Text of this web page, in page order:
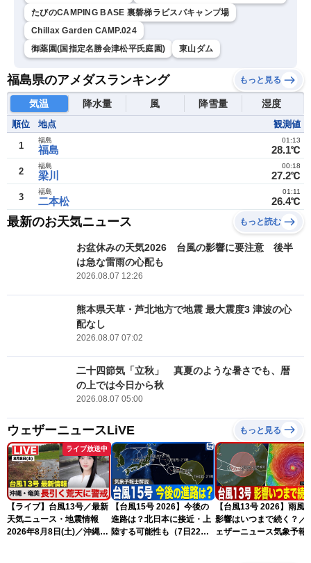
たびのCAMPING BASE 裏磐梯ラビスパキャンプ場
Chillax Garden CAMP.024
御薬園(国指定名勝会津松平氏庭園)
東山ダム
福島県のアメダスランキング もっと見る
気温 降水量 風 降雪量 湿度
順位 地点 観測値
1 福島
福島
28.1℃
01:13
2 梁川
福島
27.2℃
00:18
3 二本松
福島
26.4℃
01:11
最新のお天気ニュース もっと読む
お盆休みの天気2026 台風の影響に要注意 後半
は急な雷雨の心配も
2026.08.07 12:26
熊本県天草・芦北地方で地震 最大震度3 津波の心
配なし
2026.08.07 07:02
二十四節気「立秋」 真夏のような暑さでも、暦
の上では今日から秋
2026.08.07 05:00
ウェザーニュースLiVE もっと見る
ライブ放送中
【ライブ】台風13号／最新
天気ニュース・地震情報
2026年8月8日(土)／沖縄・
【台風15号 2026】今後の
進路は？北日本に接近・上
陸する可能性も（7日22時
【台風13号 2026】雨風
影響はいつまで続く？／
ェザーニュース気象予報